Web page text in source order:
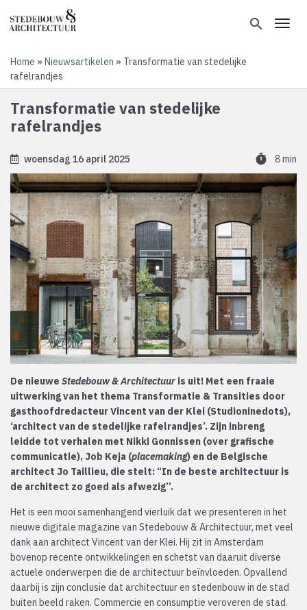
en
naar
inhoud
gaan
search
Kruimelpad
Home Nieuwsartikelen
Transformatie van stedelijke
rafelrandjes
Transformatie van stedelijke
rafelrandjes
woensdag 16 april 2025 timer 8 min
De nieuwe Stedebouw & Architectuur is uit! Met een fraaie
uitwerking van het thema Transformatie & Transities door
gasthoofdredacteur Vincent van der Klei (Studioninedots),
‘architect van de stedelijke rafelrandjes’. Zijn inbreng
leidde tot verhalen met Nikki Gonnissen (over grafische
communicatie), Job Keja (placemaking) en de Belgische
architect Jo Taillieu, die stelt: “In de beste architectuur is
de architect zo goed als afwezig”.
Het is een mooi samenhangend vierluik dat we presenteren in het
nieuwe digitale magazine van Stedebouw & Architectuur, met veel
dank aan architect Vincent van der Klei. Hij zit in Amsterdam
bovenop recente ontwikkelingen en schetst van daaruit diverse
actuele onderwerpen die de architectuur beïnvloeden. Opvallend
daarbij is zijn conclusie dat architectuur en stedenbouw in de stad
buiten beeld raken. Commercie en consumptie veroveren de stad.